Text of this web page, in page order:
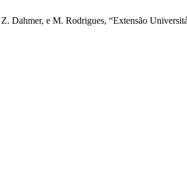
e M. Rodrigues, “Extensão